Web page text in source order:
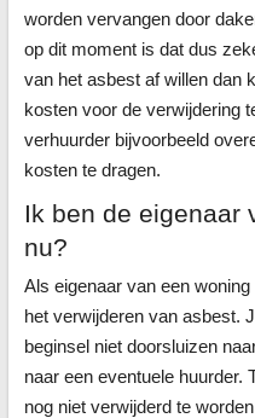
worden vervangen door
op dit moment is dat dus
van het asbest af willen dan
kosten voor de verwijdering
verhuurder bijvoorbeeld
kosten te dragen.
Ik ben de eigenaar
nu?
Als eigenaar van een
het verwijderen van asbest.
beginsel niet doorsluizen
naar een eventuele huurder.
nog niet verwijderd te